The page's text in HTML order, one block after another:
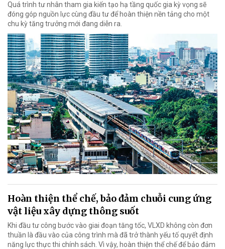
Quá trình tư nhân tham gia kiến tạo hạ tầng quốc gia kỳ vọng sẽ
đóng góp nguồn lực cùng đầu tư để hoàn thiện nền tảng cho một
chu kỳ tăng trưởng mới đang diễn ra.
Hoàn thiện thể chế, bảo đảm chuỗi cung ứng
vật liệu xây dựng thông suốt
Khi đầu tư công bước vào giai đoạn tăng tốc, VLXD không còn đơn
thuần là đầu vào của công trình mà đã trở thành yếu tố quyết định
năng lực thực thi chính sách. Vì vậy, hoàn thiện thể chế để bảo đảm